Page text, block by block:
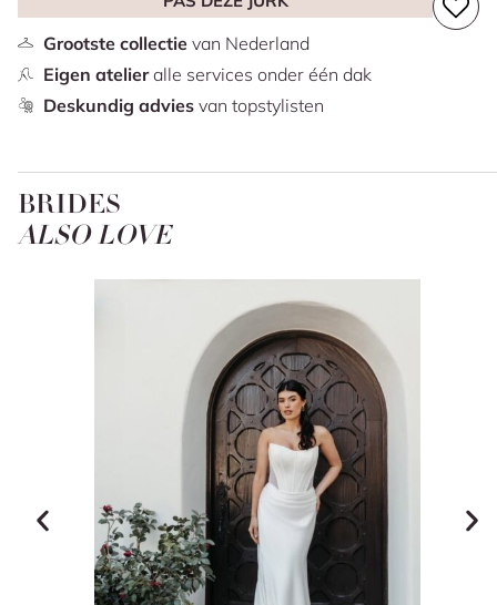
Deze aanbieding betreft alleen ons winkelmodel in maat
38+ 48.
Grootste collectievan Nederland
Eigen atelieralle services onder één dak
Deskundig adviesvan topstylisten
BRIDES
ALSO LOVE